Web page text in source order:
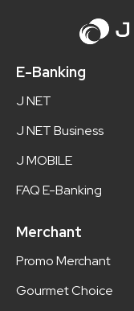
E-Banking
J NET
J NET Business
J MOBILE
FAQ E-Banking
Merchant
Promo Merchant
Gourmet Choice